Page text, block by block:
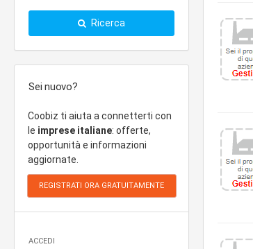
Ricerca
Sei nuovo?
Coobiz ti aiuta a connetterti con
le imprese italiane: offerte,
opportunità e informazioni
aggiornate.
ACCEDI